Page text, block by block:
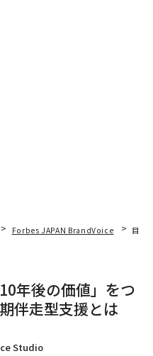
Forbes JAPAN BrandVoice 目先
年後の価値」をつ
伴走型支援とは
Studio